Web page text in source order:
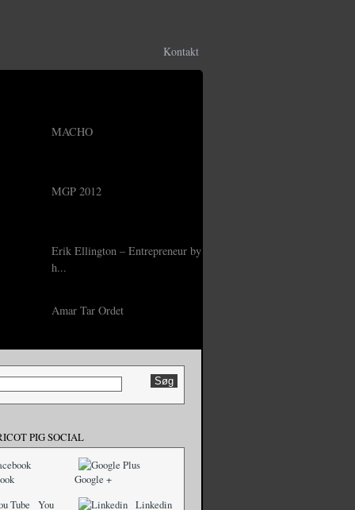
Kontakt
MACHO
MGP 2012
Erik Ellington – Entrepreneur by
h...
Amar Tar Ordet
PIG SOCIAL
Google +
You
Linkedin